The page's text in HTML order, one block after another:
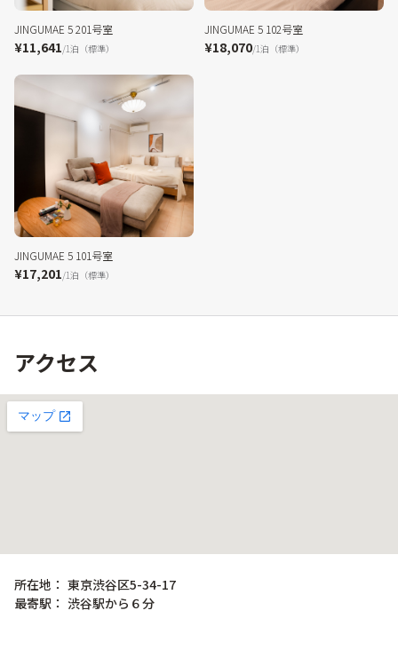
JINGUMAE 5 201号室
¥11,641/1泊（標準）
JINGUMAE 5 102号室
¥18,070/1泊（標準）
JINGUMAE 5 101号室
¥17,201/1泊（標準）
アクセス
所在地： 東京渋谷区5-34-17
最寄駅： 渋谷駅から６分